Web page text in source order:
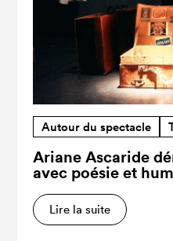
Autour du spectacle
Ariane Ascaride
avec poésie et
Lire la suite